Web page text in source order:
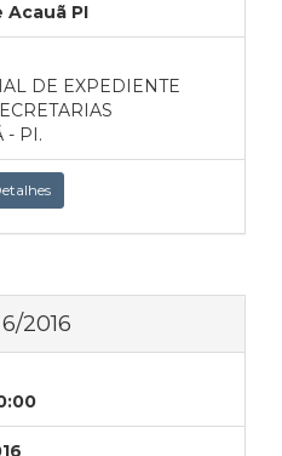
PI
DE EXPEDIENTE
- PI.
2016